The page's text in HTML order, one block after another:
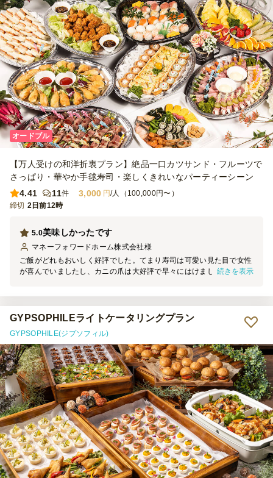
オードブル
【万人受けの和洋折衷プラン】絶品一口カツサンド・フルーツで
さっぱり・華やか手毬寿司・楽しくきれいなパーティーシーン
4.41
11件 3,000 円/人（100,000円〜）
締切 2日前12時
美味しかったです
5.0
マネーフォワードホーム株式会社様
ご飯がどれもおいしく好評でした。てまり寿司は可愛い見た目で女性
が喜んでいましたし、カニの爪は大好評で早々にはけました。 丁寧
続きを表示
GYPSOPHILEライトケータリングプラン
GYPSOPHILE(ジプソフィル)